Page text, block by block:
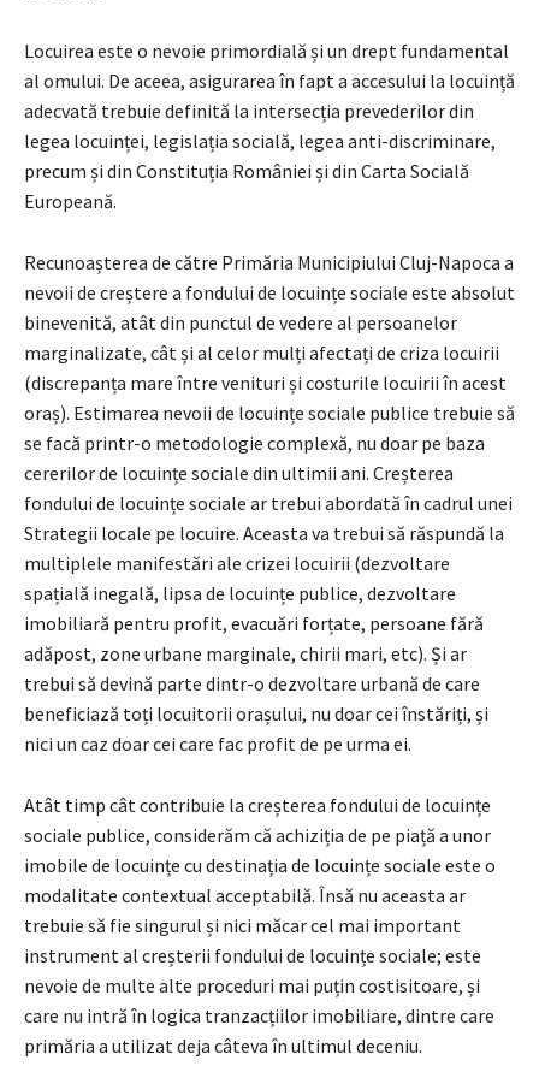
Locuirea este o nevoie primordială și un drept fundamental
al omului. De aceea, asigurarea în fapt a accesului la locuință
adecvată trebuie definită la intersecția prevederilor din
legea locuinței, legislația socială, legea anti-discriminare,
precum și din Constituția României și din Carta Socială
Europeană.
Recunoașterea de către Primăria Municipiului Cluj-Napoca a
nevoii de creștere a fondului de locuințe sociale este absolut
binevenită, atât din punctul de vedere al persoanelor
marginalizate, cât și al celor mulți afectați de criza locuirii
(discrepanța mare între venituri și costurile locuirii în acest
oraș). Estimarea nevoii de locuințe sociale publice trebuie să
se facă printr-o metodologie complexă, nu doar pe baza
cererilor de locuințe sociale din ultimii ani. Creșterea
fondului de locuințe sociale ar trebui abordată în cadrul unei
Strategii locale pe locuire. Aceasta va trebui să răspundă la
multiplele manifestări ale crizei locuirii (dezvoltare
spațială inegală, lipsa de locuințe publice, dezvoltare
imobiliară pentru profit, evacuări forțate, persoane fără
adăpost, zone urbane marginale, chirii mari, etc). Și ar
trebui să devină parte dintr-o dezvoltare urbană de care
beneficiază toți locuitorii orașului, nu doar cei înstăriți, și
nici un caz doar cei care fac profit de pe urma ei.
Atât timp cât contribuie la creșterea fondului de locuințe
sociale publice, considerăm că achiziția de pe piață a unor
imobile de locuințe cu destinația de locuințe sociale este o
modalitate contextual acceptabilă. Însă nu aceasta ar
trebuie să fie singurul și nici măcar cel mai important
instrument al creșterii fondului de locuințe sociale; este
nevoie de multe alte proceduri mai puțin costisitoare, și
care nu intră în logica tranzacțiilor imobiliare, dintre care
primăria a utilizat deja câteva în ultimul deceniu.